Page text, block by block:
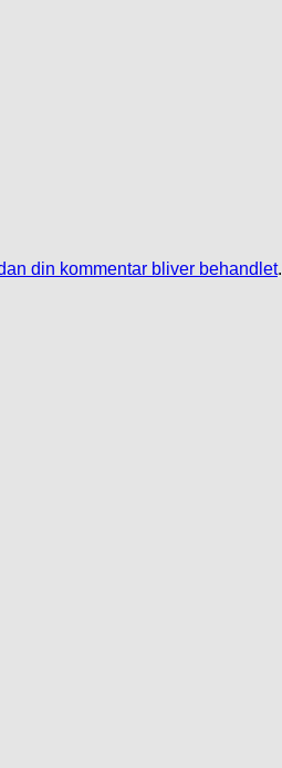
din kommentar bliver behandlet.